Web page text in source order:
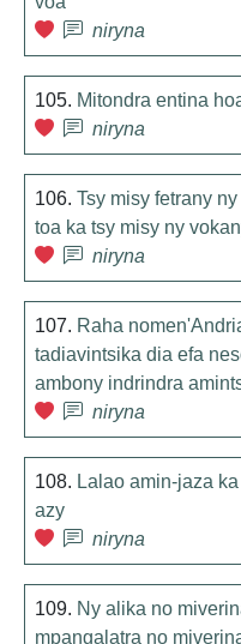
niryna
105. Mitondra entina
niryna
106. Tsy misy fetrany
toa ka tsy misy ny
niryna
107. Raha
tadiavintsika dia efa
ambony indrindra
niryna
108. Lalao amin-jaza
azy
niryna
109. Ny alika no
mpangalatra no